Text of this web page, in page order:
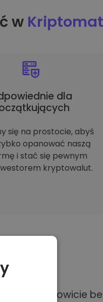
w Kriptomat
dla
się na prostocie, abyś
opanować naszą
i stać się pewnym
kryptowalut.
i całkowicie